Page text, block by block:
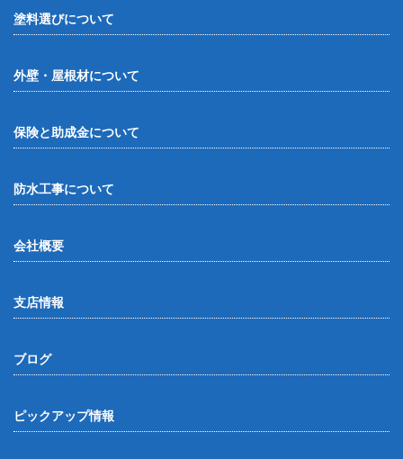
塗料選びについて
外壁・屋根材について
保険と助成金について
防水工事について
会社概要
支店情報
ブログ
ピックアップ情報